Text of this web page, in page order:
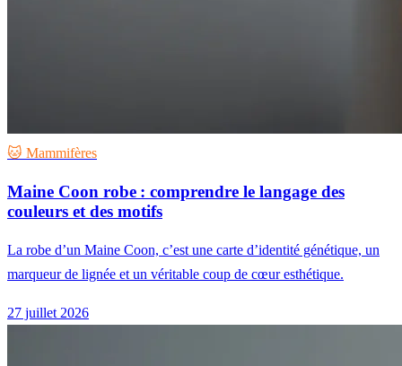
🐱 Mammifères
Maine Coon robe : comprendre le langage des
couleurs et des motifs
La robe d’un Maine Coon, c’est une carte d’identité génétique, un
marqueur de lignée et un véritable coup de cœur esthétique.
27 juillet 2026